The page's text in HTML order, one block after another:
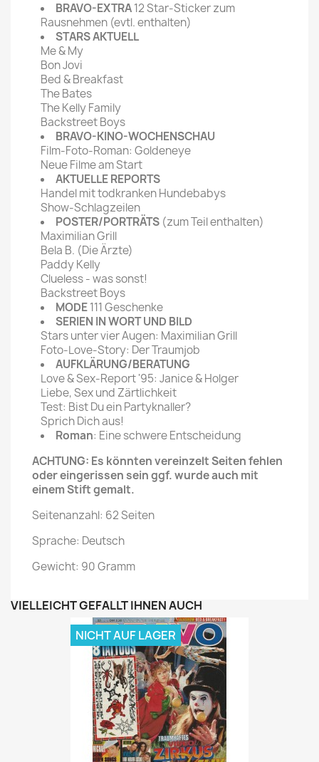
BRAVO-EXTRA12 Star-Sticker zum
Rausnehmen (evtl. enthalten)
STARS AKTUELL
Me & My
Bon Jovi
Bed & Breakfast
The Bates
The Kelly Family
Backstreet Boys
BRAVO-KINO-WOCHENSCHAU
Film-Foto-Roman: Goldeneye
Neue Filme am Start
AKTUELLE REPORTS
Handel mit todkranken Hundebabys
Show-Schlagzeilen
POSTER/PORTRÄTS (zum Teil enthalten)
Maximilian Grill
Bela B. (Die Ärzte)
Paddy Kelly
Clueless - was sonst!
Backstreet Boys
MODE111 Geschenke
SERIEN IN WORT UND BILD
Stars unter vier Augen: Maximilian Grill
Foto-Love-Story: Der Traumjob
AUFKLÄRUNG/BERATUNG
Love & Sex-Report '95: Janice & Holger
Liebe, Sex und Zärtlichkeit
Test: Bist Du ein Partyknaller?
Sprich Dich aus!
Roman: Eine schwere Entscheidung
ACHTUNG: Es könnten vereinzelt Seiten fehlen
oder eingerissen sein ggf. wurde auch mit
einem Stift gemalt.
Seitenanzahl: 62 Seiten
Sprache: Deutsch
Gewicht: 90 Gramm
VIELLEICHT GEFÄLLT IHNEN AUCH
NICHT AUF LAGER